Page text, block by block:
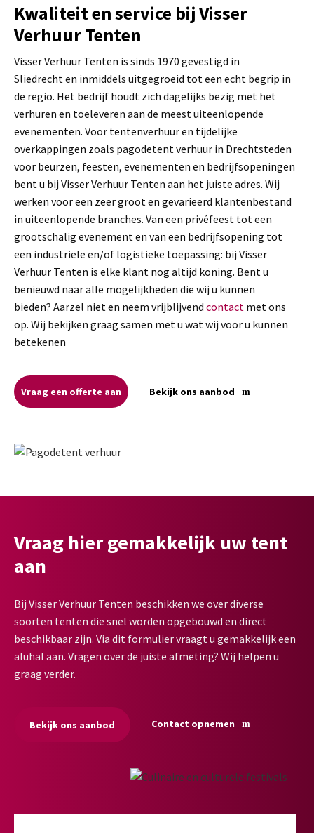
Kwaliteit en service bij Visser
Verhuur Tenten
Visser Verhuur Tenten is sinds 1970 gevestigd in
Sliedrecht en inmiddels uitgegroeid tot een echt begrip in
de regio. Het bedrijf houdt zich dagelijks bezig met het
verhuren en toeleveren aan de meest uiteenlopende
evenementen. Voor tentenverhuur en tijdelijke
overkappingen zoals pagodetent verhuur in Drechtsteden
voor beurzen, feesten, evenementen en bedrijfsopeningen
bent u bij Visser Verhuur Tenten aan het juiste adres. Wij
werken voor een zeer groot en gevarieerd klantenbestand
in uiteenlopende branches. Van een privéfeest tot een
grootschalig evenement en van een bedrijfsopening tot
een industriële en/of logistieke toepassing: bij Visser
Verhuur Tenten is elke klant nog altijd koning. Bent u
benieuwd naar alle mogelijkheden die wij u kunnen
bieden? Aarzel niet en neem vrijblijvend contact met ons
op. Wij bekijken graag samen met u wat wij voor u kunnen
betekenen
Vraag een offerte aan Bekijk ons aanbod
Vraag hier gemakkelijk uw tent
aan
Bij Visser Verhuur Tenten beschikken we over diverse
soorten tenten die snel worden opgebouwd en direct
beschikbaar zijn. Via dit formulier vraagt u gemakkelijk een
aluhal aan. Vragen over de juiste afmeting? Wij helpen u
graag verder.
Bekijk ons aanbod Contact opnemen